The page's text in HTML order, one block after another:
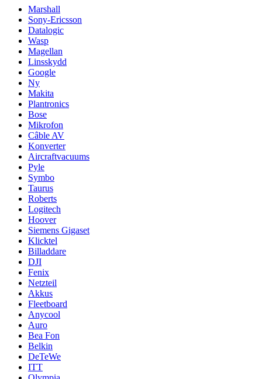
Marshall
Sony-Ericsson
Datalogic
Wasp
Magellan
Linsskydd
Google
Ny
Makita
Plantronics
Bose
Mikrofon
Câble AV
Konverter
Aircraftvacuums
Pyle
Symbo
Taurus
Roberts
Logitech
Hoover
Siemens Gigaset
Klicktel
Billaddare
DJI
Fenix
Netzteil
Akkus
Fleetboard
Anycool
Auro
Bea Fon
Belkin
DeTeWe
ITT